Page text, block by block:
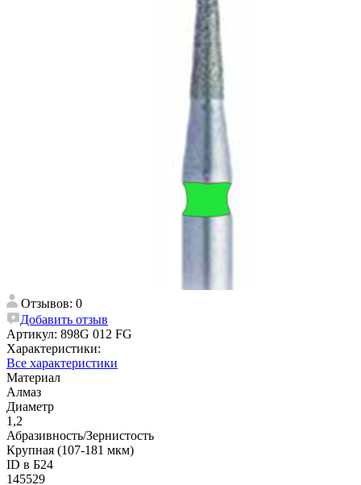
Отзывов: 0
Добавить отзыв
Артикул: 898G 012 FG
Характеристики:
Все характеристики
Материал
Алмаз
Диаметр
1,2
Абразивность/Зернистость
Крупная (107-181 мкм)
ID в Б24
145529